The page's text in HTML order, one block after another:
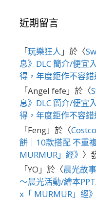
近期留言
「玩樂狂人 」於〈
息》DLC 簡介/便宜
得，年度鉅作不容錯
「Angel fefe 」於〈
息》DLC 簡介/便宜
得，年度鉅作不容錯
「Feng」於〈
餅｜10款搭配 不重
MURMUR」經》 〉
「YO 」於〈晨光故
～晨光活動/繪本
x「 MURMUR」經》